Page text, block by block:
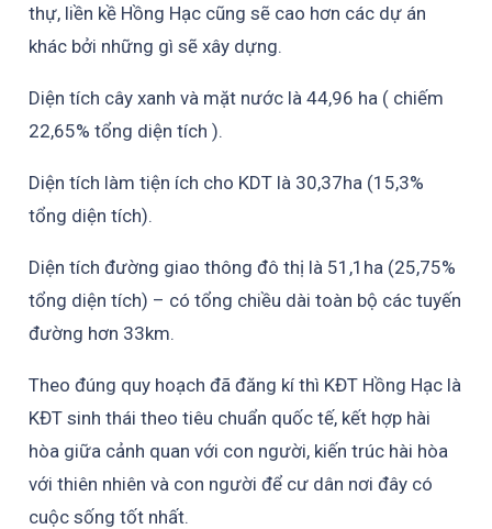
thự, liền kề Hồng Hạc cũng sẽ cao hơn các dự án
khác bởi những gì sẽ xây dựng.
Diện tích cây xanh và mặt nước là 44,96 ha ( chiếm
22,65% tổng diện tích ).
Diện tích làm tiện ích cho KDT là 30,37ha (15,3%
tổng diện tích).
Diện tích đường giao thông đô thị là 51,1ha (25,75%
tổng diện tích) – có tổng chiều dài toàn bộ các tuyến
đường hơn 33km.
Theo đúng quy hoạch đã đăng kí thì KĐT Hồng Hạc là
KĐT sinh thái theo tiêu chuẩn quốc tế, kết hợp hài
hòa giữa cảnh quan với con người, kiến trúc hài hòa
với thiên nhiên và con người để cư dân nơi đây có
cuộc sống tốt nhất.